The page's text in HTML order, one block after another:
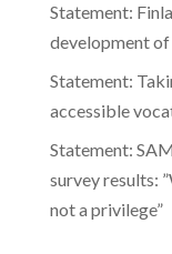
Statement:
development
Statement:
accessible
Statement:
survey results:
not a privilege”